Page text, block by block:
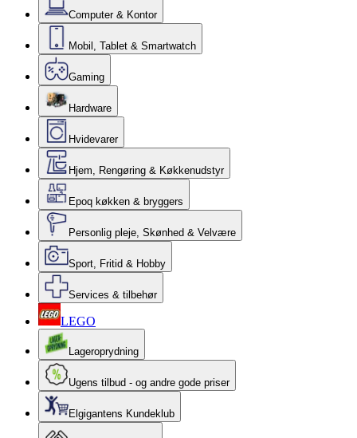
Computer & Kontor
Mobil, Tablet & Smartwatch
Gaming
Hardware
Hvidevarer
Hjem, Rengøring & Køkkenudstyr
Epoq køkken & bryggers
Personlig pleje, Skønhed & Velvære
Sport, Fritid & Hobby
Services & tilbehør
LEGO
Lageroprydning
Ugens tilbud - og andre gode priser
Elgigantens Kundeklub